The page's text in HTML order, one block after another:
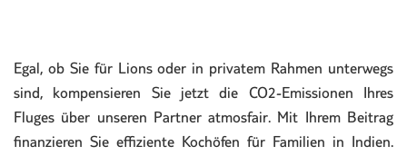
Egal, ob Sie für Lions oder in privatem Rahmen unterwegs
sind, kompensieren Sie jetzt die CO2-Emissionen Ihres
Fluges über unseren Partner atmosfair. Mit Ihrem Beitrag
finanzieren Sie effiziente Kochöfen für Familien in Indien.